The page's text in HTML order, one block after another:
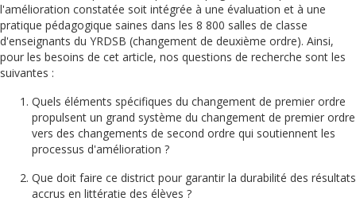
l'amélioration constatée soit intégrée à une évaluation et à une
pratique pédagogique saines dans les 8 800 salles de classe
d'enseignants du YRDSB (changement de deuxième ordre). Ainsi,
pour les besoins de cet article, nos questions de recherche sont les
suivantes :
Quels éléments spécifiques du changement de premier ordre
propulsent un grand système du changement de premier ordre
vers des changements de second ordre qui soutiennent les
processus d'amélioration ?
Que doit faire ce district pour garantir la durabilité des résultats
accrus en littératie des élèves ?